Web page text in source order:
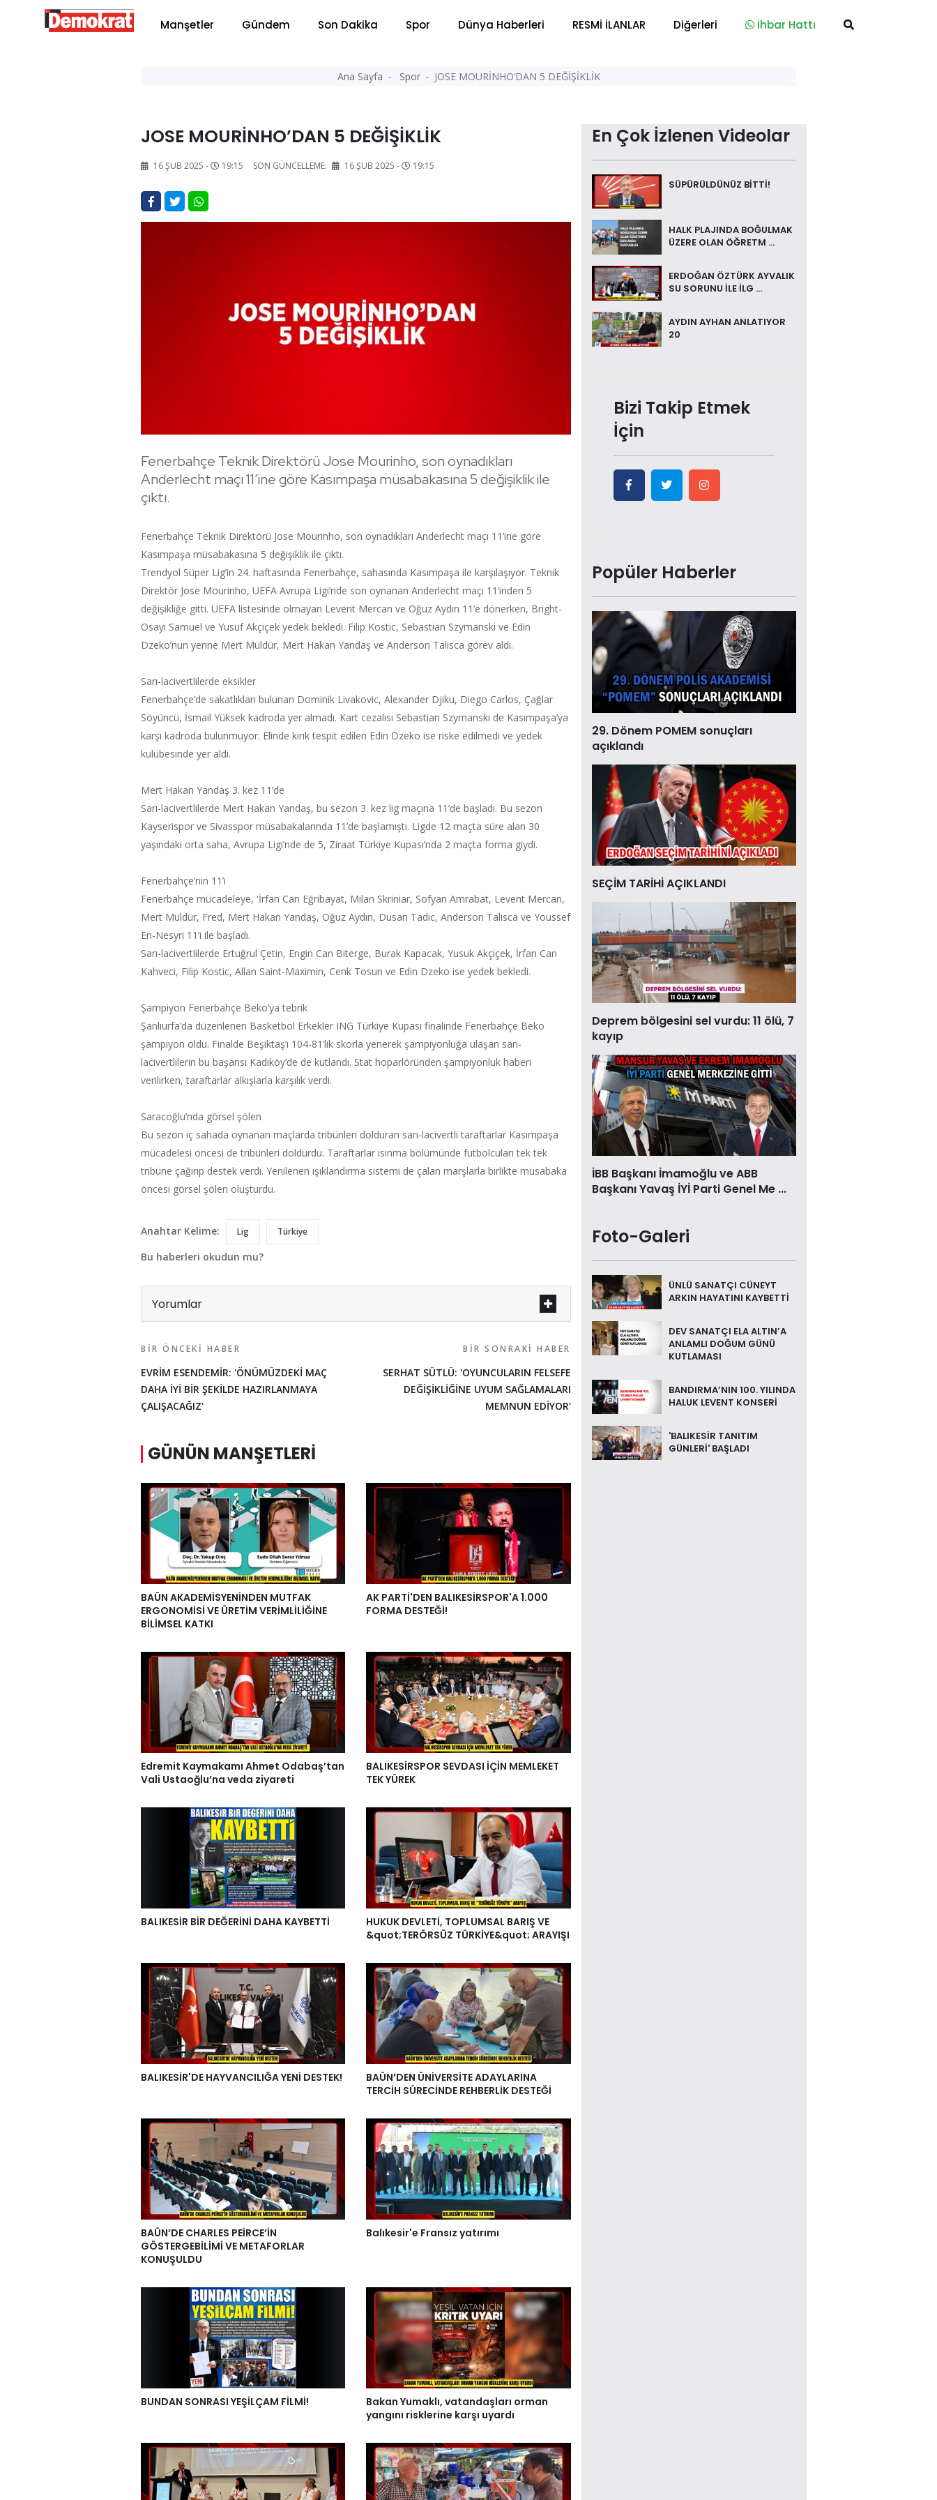
Manşetler Gündem Son Dakika Spor Dünya Haberleri RESMİ İLANLAR Diğerleri İhbar Hattı
Ana Sayfa Spor JOSE MOURİNHO’DAN 5 DEĞİŞİKLİK
JOSE MOURİNHO’DAN 5 DEĞİŞİKLİK
16 ŞUB 2025 - 19:15 SON GÜNCELLEME: 16 ŞUB 2025 - 19:15
Fenerbahçe Teknik Direktörü Jose Mourinho, son oynadıkları
Anderlecht maçı 11’ine göre Kasımpaşa müsabakasına 5 değişiklik ile
çıktı.
Fenerbahçe Teknik Direktörü Jose Mourinho, son oynadıkları Anderlecht maçı 11’ine göre
Kasımpaşa müsabakasına 5 değişiklik ile çıktı.
Trendyol Süper Lig’in 24. haftasında Fenerbahçe, sahasında Kasımpaşa ile karşılaşıyor. Teknik
Direktör Jose Mourinho, UEFA Avrupa Ligi’nde son oynanan Anderlecht maçı 11’inden 5
değişikliğe gitti. UEFA listesinde olmayan Levent Mercan ve Oğuz Aydın 11’e dönerken, Bright-
Osayi Samuel ve Yusuf Akçiçek yedek bekledi. Filip Kostic, Sebastian Szymanski ve Edin
Dzeko’nun yerine Mert Müldür, Mert Hakan Yandaş ve Anderson Talisca görev aldı.
Sarı-lacivertlilerde eksikler
Fenerbahçe’de sakatlıkları bulunan Dominik Livakovic, Alexander Djiku, Diego Carlos, Çağlar
Söyüncü, İsmail Yüksek kadroda yer almadı. Kart cezalısı Sebastian Szymanski de Kasımpaşa’ya
karşı kadroda bulunmuyor. Elinde kırık tespit edilen Edin Dzeko ise riske edilmedi ve yedek
kulübesinde yer aldı.
Mert Hakan Yandaş 3. kez 11’de
Sarı-lacivertlilerde Mert Hakan Yandaş, bu sezon 3. kez lig maçına 11’de başladı. Bu sezon
Kayserispor ve Sivasspor müsabakalarında 11’de başlamıştı. Ligde 12 maçta süre alan 30
yaşındaki orta saha, Avrupa Ligi’nde de 5, Ziraat Türkiye Kupası’nda 2 maçta forma giydi.
Fenerbahçe’nin 11’i
Fenerbahçe mücadeleye, 'İrfan Can Eğribayat, Milan Skriniar, Sofyan Amrabat, Levent Mercan,
Mert Müldür, Fred, Mert Hakan Yandaş, Oğuz Aydın, Dusan Tadic, Anderson Talisca ve Youssef
En-Nesyri 11’i ile başladı.
Sarı-lacivertlilerde Ertuğrul Çetin, Engin Can Biterge, Burak Kapacak, Yusuk Akçiçek, İrfan Can
Kahveci, Filip Kostic, Allan Saint-Maximin, Cenk Tosun ve Edin Dzeko ise yedek bekledi.
Şampiyon Fenerbahçe Beko’ya tebrik
Şanlıurfa’da düzenlenen Basketbol Erkekler ING Türkiye Kupası finalinde Fenerbahçe Beko
şampiyon oldu. Finalde Beşiktaş’ı 104-81’lik skorla yenerek şampiyonluğa ulaşan sarı-
lacivertlilerin bu başarısı Kadıköy’de de kutlandı. Stat hoparlöründen şampiyonluk haberi
verilirken, taraftarlar alkışlarla karşılık verdi.
Saracoğlu’nda görsel şölen
Bu sezon iç sahada oynanan maçlarda tribünleri dolduran sarı-lacivertli taraftarlar Kasımpaşa
mücadelesi öncesi de tribünleri doldurdu. Taraftarlar ısınma bölümünde futbolcuları tek tek
tribüne çağırıp destek verdi. Yenilenen ışıklandırma sistemi de çalan marşlarla birlikte müsabaka
öncesi görsel şölen oluşturdu.
Anahtar Kelime: Lig Türkiye
Bu haberleri okudun mu?
Yorumlar
BIR ÖNCEKI HABER
EVRİM ESENDEMİR: 'ÖNÜMÜZDEKİ MAÇ
DAHA İYİ BİR ŞEKİLDE HAZIRLANMAYA
ÇALIŞACAĞIZ'
BIR SONRAKI HABER
SERHAT SÜTLÜ: 'OYUNCULARIN FELSEFE
DEĞİŞİKLİĞİNE UYUM SAĞLAMALARI
MEMNUN EDİYOR'
GÜNÜN MANŞETLERI
BAÜN AKADEMİSYENİNDEN MUTFAK
ERGONOMİSİ VE ÜRETİM VERİMLİLİĞİNE
BİLİMSEL KATKI
AK PARTİ'DEN BALIKESİRSPOR'A 1.000
FORMA DESTEĞİ!
Edremit Kaymakamı Ahmet Odabaş’tan
Vali Ustaoğlu’na veda ziyareti
BALIKESİRSPOR SEVDASI İÇİN MEMLEKET
TEK YÜREK
BALIKESİR BİR DEĞERİNİ DAHA KAYBETTİ
HUKUK DEVLETİ, TOPLUMSAL BARIŞ VE
&quot;TERÖRSÜZ TÜRKİYE&quot; ARAYIŞI
BALIKESİR'DE HAYVANCILIĞA YENİ DESTEK!
BAÜN’DEN ÜNİVERSİTE ADAYLARINA
TERCİH SÜRECİNDE REHBERLİK DESTEĞİ
BAÜN’DE CHARLES PEİRCE’İN
GÖSTERGEBİLİMİ VE METAFORLAR
KONUŞULDU
Balıkesir'e Fransız yatırımı
BUNDAN SONRASI YEŞİLÇAM FİLMİ!
Bakan Yumaklı, vatandaşları orman
yangını risklerine karşı uyardı
En Çok İzlenen Videolar
SÜPÜRÜLDÜNÜZ BİTTİ!
HALK PLAJINDA BOĞULMAK
ÜZERE OLAN ÖĞRETM ...
ERDOĞAN ÖZTÜRK AYVALIK
SU SORUNU İLE İLG ...
AYDIN AYHAN ANLATIYOR
20
Bizi Takip Etmek
İçin
Popüler Haberler
29. Dönem POMEM sonuçları
açıklandı
SEÇİM TARİHİ AÇIKLANDI
Deprem bölgesini sel vurdu: 11 ölü, 7
kayıp
İBB Başkanı İmamoğlu ve ABB
Başkanı Yavaş İYİ Parti Genel Me ...
Foto-Galeri
ÜNLÜ SANATÇI CÜNEYT
ARKIN HAYATINI KAYBETTİ
DEV SANATÇI ELA ALTIN’A
ANLAMLI DOĞUM GÜNÜ
KUTLAMASI
BANDIRMA’NIN 100. YILINDA
HALUK LEVENT KONSERİ
'BALIKESİR TANITIM
GÜNLERİ' BAŞLADI